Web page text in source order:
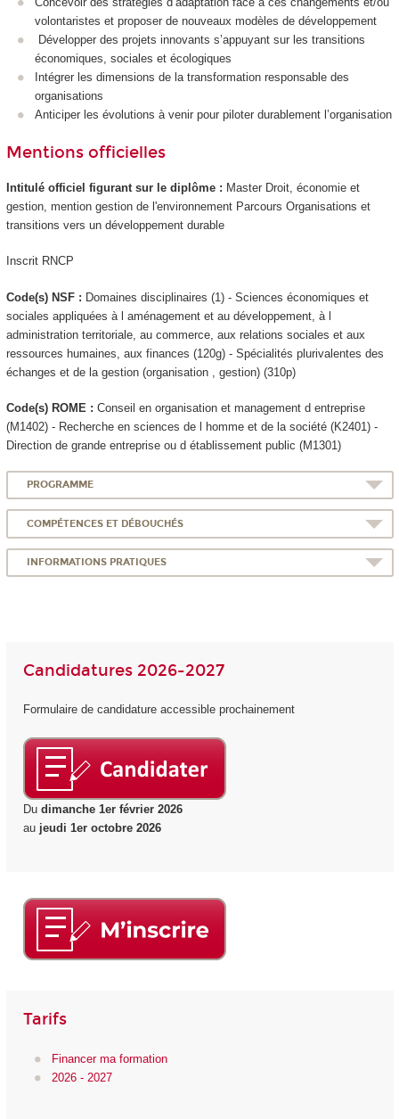
volontaristes et proposer de nouveaux modèles de développement
Développer des projets innovants s’appuyant sur les transitions
économiques, sociales et écologiques
Intégrer les dimensions de la transformation responsable des
organisations
Anticiper les évolutions à venir pour piloter durablement l’organisation
Mentions officielles
Intitulé officiel figurant sur le diplôme : Master Droit, économie et
gestion, mention gestion de l'environnement Parcours Organisations et
transitions vers un développement durable
Inscrit RNCP
Code(s) NSF : Domaines disciplinaires (1) - Sciences économiques et
sociales appliquées à l aménagement et au développement, à l
administration territoriale, au commerce, aux relations sociales et aux
ressources humaines, aux finances (120g) - Spécialités plurivalentes des
échanges et de la gestion (organisation , gestion) (310p)
Code(s) ROME : Conseil en organisation et management d entreprise
(M1402) - Recherche en sciences de l homme et de la société (K2401) -
Direction de grande entreprise ou d établissement public (M1301)
PROGRAMME
COMPÉTENCES ET DÉBOUCHÉS
INFORMATIONS PRATIQUES
Candidatures 2026-2027
Formulaire de candidature accessible prochainement
Du dimanche 1er février 2026
au jeudi 1er octobre 2026
Tarifs
Financer ma formation
2026 - 2027